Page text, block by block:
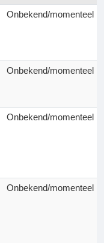
Onbekend/momenteel
Onbekend/momenteel
Onbekend/momenteel
Onbekend/momenteel